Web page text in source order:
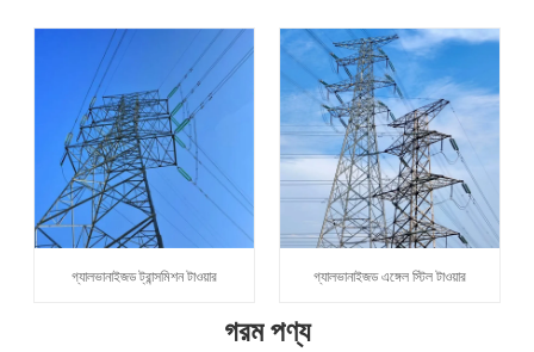
গ্যালভানাইজড ট্রান্সমিশন টাওয়ার গ্যালভানাইজড এঙ্গেল স্টিল টাওয়ার
গরম পণ্য